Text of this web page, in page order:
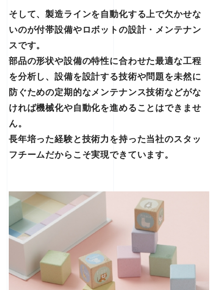
そして、製造ラインを自動化する上で欠かせな
いのが付帯設備やロボットの設計・メンテナン
スです。
部品の形状や設備の特性に合わせた最適な工程
を分析し、設備を設計する技術や問題を未然に
防ぐための定期的なメンテナンス技術などがな
ければ機械化や自動化を進めることはできませ
ん。
長年培った経験と技術力を持った当社のスタッ
フチームだからこそ実現できています。